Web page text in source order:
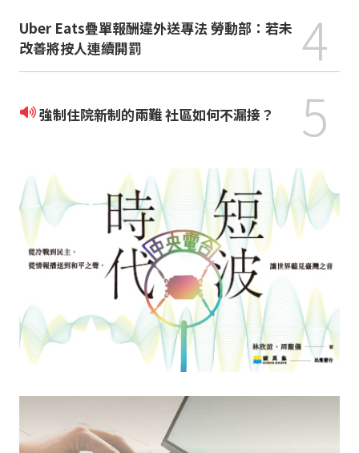
Uber Eats疊單報酬違外送專法 勞動部：若未
改善將按人連續開罰
4
強制住院新制的兩難 社區如何不漏接？ 5